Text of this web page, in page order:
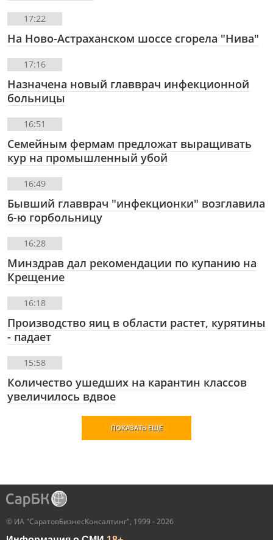
17:22
На Ново-Астраханском шоссе сгорела "Нива"
17:16
Назначена новый главврач инфекционной
больницы
16:51
Семейным фермам предложат выращивать
кур на промышленный убой
16:49
Бывший главврач "инфекционки" возглавила
6-ю горбольницу
16:28
Минздрав дал рекомендации по купанию на
Крещение
16:18
Производство яиц в области растет, курятины
- падает
15:58
Количество ушедших на карантин классов
увеличилось вдвое
ПОКАЗАТЬ ЕЩЕ
© ИА "СаратовБизнесКонсалтинг", 1999 - 2026